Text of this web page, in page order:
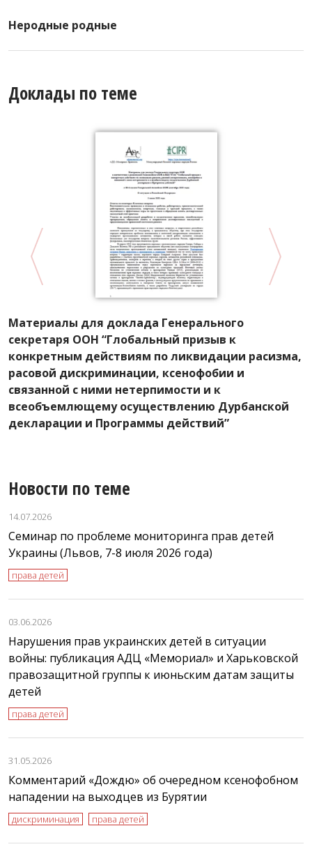
Неродные родные
Доклады по теме
Материалы для доклада Генерального
секретаря ООН “Глобальный призыв к
конкретным действиям по ликвидации расизма,
расовой дискриминации, ксенофобии и
связанной с ними нетерпимости и к
всеобъемлющему осуществлению Дурбанской
декларации и Программы действий”
Новости по теме
14.07.2026
Семинар по проблеме мониторинга прав детей
Украины (Львов, 7-8 июля 2026 года)
права детей
03.06.2026
Нарушения прав украинских детей в ситуации
войны: публикация АДЦ «Мемориал» и Харьковской
правозащитной группы к июньским датам защиты
детей
права детей
31.05.2026
Комментарий «Дождю» об очередном ксенофобном
нападении на выходцев из Бурятии
дискриминация права детей